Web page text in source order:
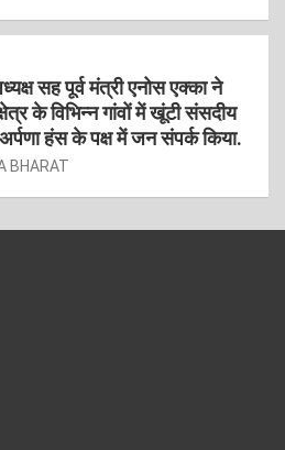
सह पूर्व मंत्री एनोस एक्का ने
के विभिन्न गांवों में खूंटी संसदीय
अर्पणा हंस के पक्ष में जन संपर्क किया.
BHARAT